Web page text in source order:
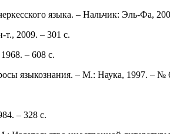
языка. ‒ Нальчик: Эль-Фа,
2009. ‒ 301 с.
‒ 608 с.
языкознания. ‒ М.: Наука, 1997. ‒ №
‒ 328 с.